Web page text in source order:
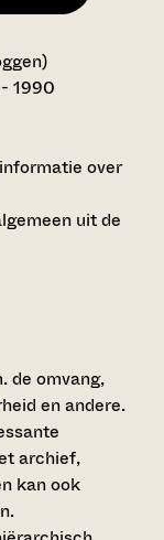
1990
over
uit de
de omvang,
en andere.
archief,
kan ook